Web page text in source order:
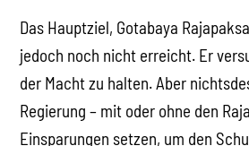
Das Hauptziel, Gotabaya
jedoch noch nicht erreicht. Er
der Macht zu halten. Aber
Regierung – mit oder ohne den
Einsparungen setzen, um den